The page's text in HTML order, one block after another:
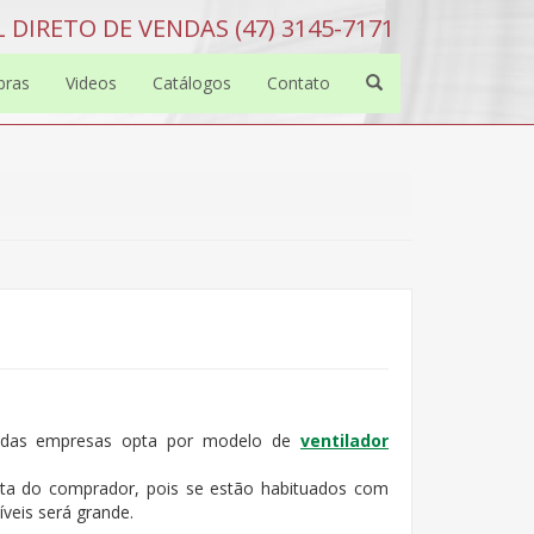
DIRETO DE VENDAS (47) 3145-7171
Videos Catálogos Contato
empresas opta por modelo de ventilador
do comprador, pois se estão habituados com
será grande.